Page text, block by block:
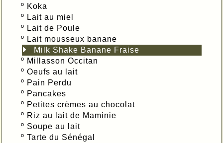
º Koka
º Lait au miel
º Lait de Poule
º Lait mousseux banane
Milk Shake Banane Fraise
º Millasson Occitan
º Oeufs au lait
º Pain Perdu
º Pancakes
º Petites crèmes au chocolat
º Riz au lait de Maminie
º Soupe au lait
º Tarte du Sénégal